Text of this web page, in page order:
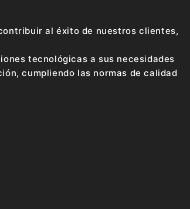
al éxito de nuestros clientes,
tecnológicas a sus necesidades
cumpliendo las normas de calidad